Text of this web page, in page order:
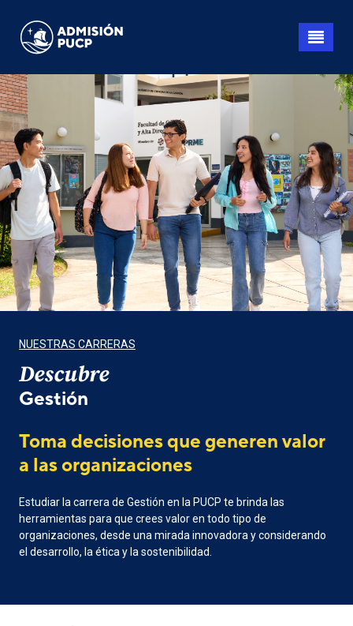
contenido
principal
NUESTRAS CARRERAS
Descubre
Gestión
Toma decisiones que generen valor
a las organizaciones
Estudiar la carrera de Gestión en la PUCP te brinda las
herramientas para que crees valor en todo tipo de
organizaciones, desde una mirada innovadora y considerando
el desarrollo, la ética y la sostenibilidad.